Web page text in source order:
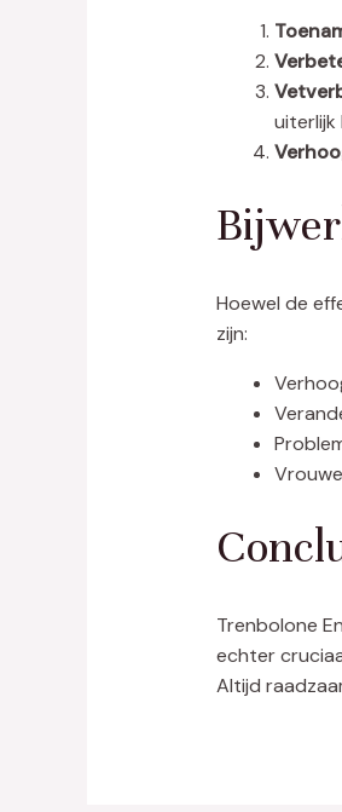
uiterlijk
Hoewel de
zijn:
Trenbolone
echter
Altijd